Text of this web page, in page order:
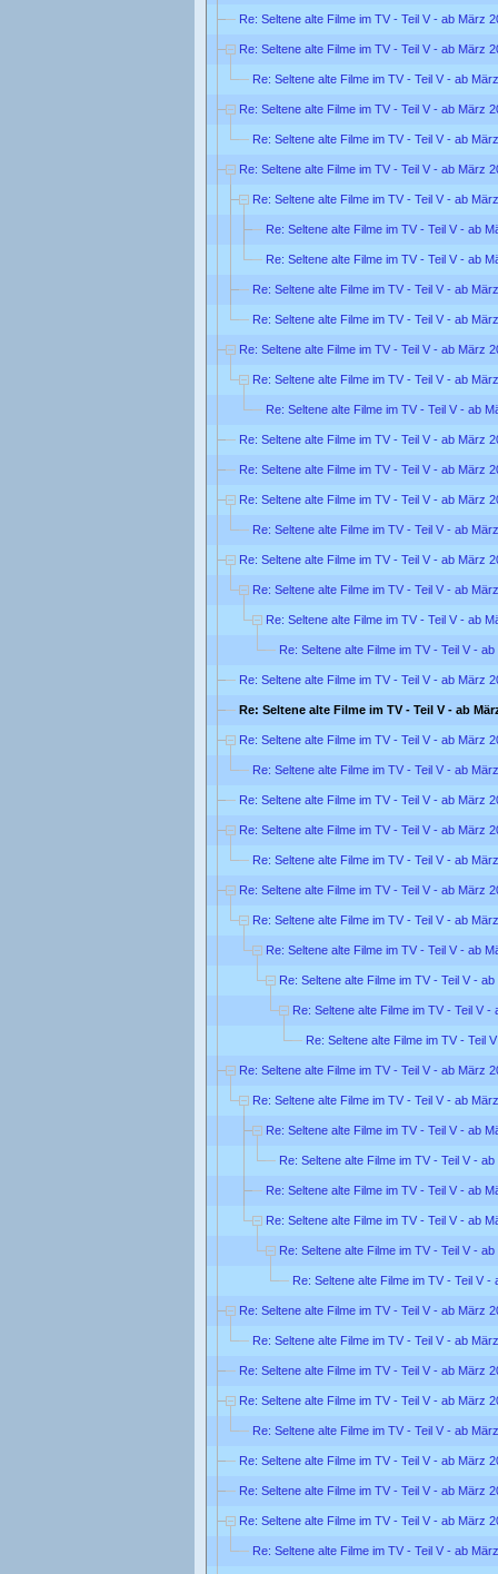
Re: Seltene alte Filme im TV - Teil V - ab März
Re: Seltene alte Filme im TV - Teil V - ab März
Re: Seltene alte Filme im TV - Teil V - ab
Re: Seltene alte Filme im TV - Teil V - ab März
Re: Seltene alte Filme im TV - Teil V - ab
Re: Seltene alte Filme im TV - Teil V - ab März
Re: Seltene alte Filme im TV - Teil V - ab
Re: Seltene alte Filme im TV - Teil V - ab
Re: Seltene alte Filme im TV - Teil V - ab
Re: Seltene alte Filme im TV - Teil V - ab
Re: Seltene alte Filme im TV - Teil V - ab
Re: Seltene alte Filme im TV - Teil V - ab März
Re: Seltene alte Filme im TV - Teil V - ab
Re: Seltene alte Filme im TV - Teil V - ab
Re: Seltene alte Filme im TV - Teil V - ab März
Re: Seltene alte Filme im TV - Teil V - ab März
Re: Seltene alte Filme im TV - Teil V - ab März
Re: Seltene alte Filme im TV - Teil V - ab
Re: Seltene alte Filme im TV - Teil V - ab März
Re: Seltene alte Filme im TV - Teil V - ab
Re: Seltene alte Filme im TV - Teil V - ab
Re: Seltene alte Filme im TV - Teil V -
Re: Seltene alte Filme im TV - Teil V - ab März
Re: Seltene alte Filme im TV - Teil V - ab
Re: Seltene alte Filme im TV - Teil V - ab März
Re: Seltene alte Filme im TV - Teil V - ab
Re: Seltene alte Filme im TV - Teil V - ab März
Re: Seltene alte Filme im TV - Teil V - ab März
Re: Seltene alte Filme im TV - Teil V - ab
Re: Seltene alte Filme im TV - Teil V - ab März
Re: Seltene alte Filme im TV - Teil V - ab
Re: Seltene alte Filme im TV - Teil V - ab
Re: Seltene alte Filme im TV - Teil V -
Re: Seltene alte Filme im TV - Teil V -
Re: Seltene alte Filme im TV - Teil
Re: Seltene alte Filme im TV - Teil V - ab März
Re: Seltene alte Filme im TV - Teil V - ab
Re: Seltene alte Filme im TV - Teil V - ab
Re: Seltene alte Filme im TV - Teil V -
Re: Seltene alte Filme im TV - Teil V - ab
Re: Seltene alte Filme im TV - Teil V - ab
Re: Seltene alte Filme im TV - Teil V -
Re: Seltene alte Filme im TV - Teil V -
Re: Seltene alte Filme im TV - Teil V - ab März
Re: Seltene alte Filme im TV - Teil V - ab
Re: Seltene alte Filme im TV - Teil V - ab März
Re: Seltene alte Filme im TV - Teil V - ab März
Re: Seltene alte Filme im TV - Teil V - ab
Re: Seltene alte Filme im TV - Teil V - ab März
Re: Seltene alte Filme im TV - Teil V - ab März
Re: Seltene alte Filme im TV - Teil V - ab März
Re: Seltene alte Filme im TV - Teil V - ab